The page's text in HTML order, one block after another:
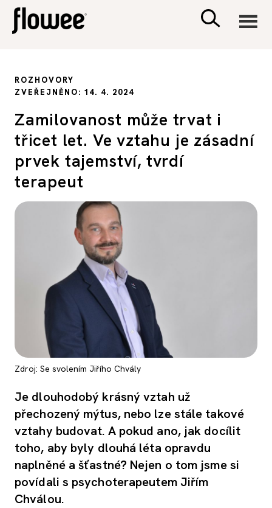
PSYCHOLOGIE
SEX A VZTAHY
PORADNA
ROZHOVORY
ZVEŘEJNĚNO: 14. 4. 2024
Zamilovanost může trvat i
třicet let. Ve vztahu je zásadní
prvek tajemství, tvrdí
terapeut
Zdroj: Se svolením Jiřího Chvály
Je dlouhodobý krásný vztah už
přechozený mýtus, nebo lze stále takové
vztahy budovat. A pokud ano, jak docílit
toho, aby byly dlouhá léta opravdu
naplněné a šťastné? Nejen o tom jsme si
povídali s psychoterapeutem Jiřím
Chválou.